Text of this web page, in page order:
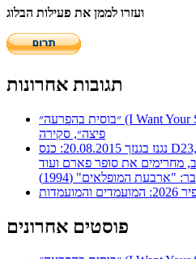
ועזרו לממן את פעילות הבלוג
תגובות אחרונות
פיצה״, סקירה
נגנז בגנזך 20.08.2015: כנס D23, החלפת מזוזות מול רופאי אליל,
מחרימים את סופר פארם ועוד
"ארבעת המופלאים" (1994)
פוסטים אחרונים